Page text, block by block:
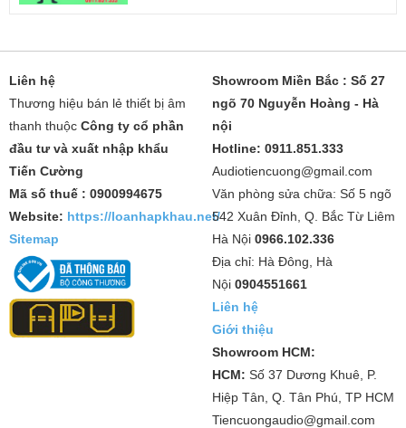
Liên hệ
Thương hiệu bán lẻ thiết bị âm
thanh thuộc Công ty cổ phần
đầu tư và xuất nhập khẩu
Tiến Cường
Mã số thuế : 0900994675
Website: https://loanhapkhau.net/
Sitemap
Showroom Miền Bắc : Số 27
ngõ 70 Nguyễn Hoàng - Hà
nội
Hotline: 0911.851.333
Audiotiencuong@gmail.com
Văn phòng sửa chữa: Số 5 ngõ
542 Xuân Đỉnh, Q. Bắc Từ Liêm
Hà Nội 0966.102.336
Địa chỉ: Hà Đông, Hà
Nội 0904551661
Liên hệ
Giới thiệu
Showroom HCM:
HCM: Số 37 Dương Khuê, P.
Hiệp Tân, Q. Tân Phú, TP HCM
Tiencuongaudio@gmail.com